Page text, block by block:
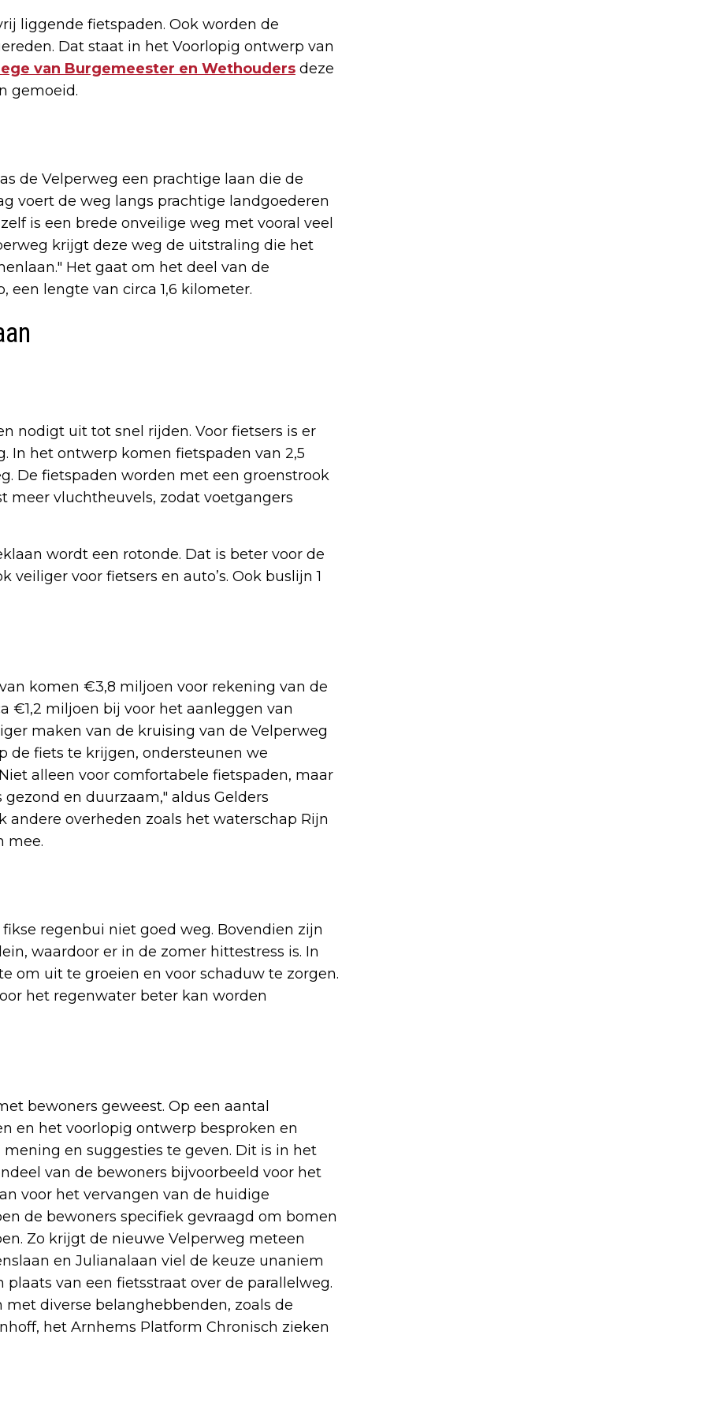
liggende fietspaden. Ook worden de
Dat staat in het Voorlopig ontwerp van
van Burgemeester en Wethouders deze
gemoeid.
de Velperweg een prachtige laan die de
voert de weg langs prachtige landgoederen
is een brede onveilige weg met vooral veel
krijgt deze weg de uitstraling die het
Het gaat om het deel van de
een lengte van circa 1,6 kilometer.
nodigt uit tot snel rijden. Voor fietsers is er
In het ontwerp komen fietspaden van 2,5
De fietspaden worden met een groenstrook
meer vluchtheuvels, zodat voetgangers
wordt een rotonde. Dat is beter voor de
voor fietsers en auto’s. Ook buslijn 1
komen €3,8 miljoen voor rekening van de
€1,2 miljoen bij voor het aanleggen van
maken van de kruising van de Velperweg
de fiets te krijgen, ondersteunen we
alleen voor comfortabele fietspaden, maar
en duurzaam," aldus Gelders
overheden zoals het waterschap Rijn
mee.
regenbui niet goed weg. Bovendien zijn
waardoor er in de zomer hittestress is. In
uit te groeien en voor schaduw te zorgen.
het regenwater beter kan worden
bewoners geweest. Op een aantal
en het voorlopig ontwerp besproken en
en suggesties te geven. Dit is in het
van de bewoners bijvoorbeeld voor het
voor het vervangen van de huidige
de bewoners specifiek gevraagd om bomen
Zo krijgt de nieuwe Velperweg meteen
en Julianalaan viel de keuze unaniem
van een fietsstraat over de parallelweg.
diverse belanghebbenden, zoals de
het Arnhems Platform Chronisch zieken